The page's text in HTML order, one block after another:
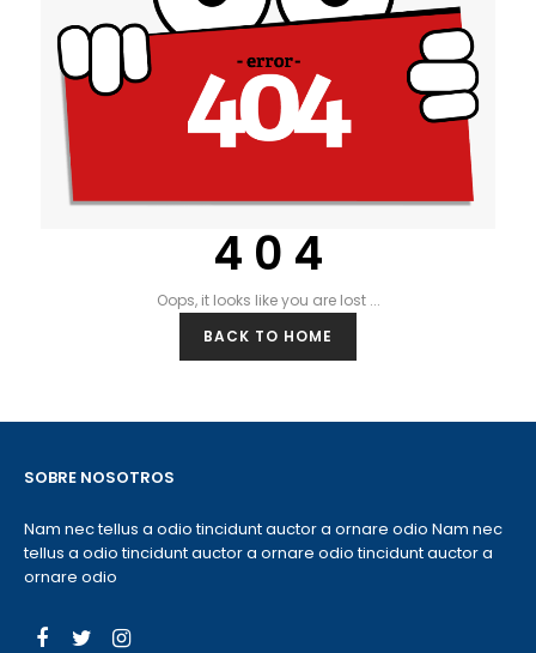
4 0 4
Oops, it looks like you are lost ...
BACK TO HOME
SOBRE NOSOTROS
Nam nec tellus a odio tincidunt auctor a ornare odio Nam nec
tellus a odio tincidunt auctor a ornare odio tincidunt auctor a
ornare odio
Facebook
Twitter